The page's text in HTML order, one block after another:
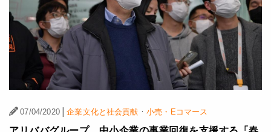
07/04/2020 | 企業文化と社会貢献 ·小売・Eコマース